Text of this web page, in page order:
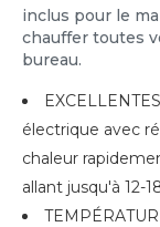
inclus pour le
chauffer toutes
bureau.
électrique avec
chaleur
allant jusqu'à 12-